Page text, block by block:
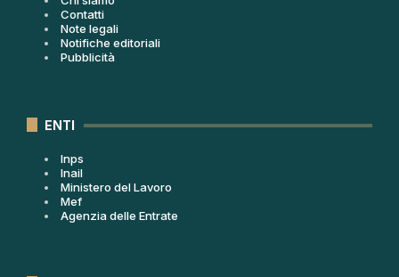
Contatti
Note legali
Notifiche editoriali
Pubblicità
ENTI
Inps
Inail
Ministero del Lavoro
Mef
Agenzia delle Entrate